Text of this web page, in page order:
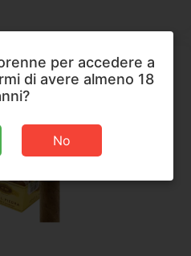
per accedere a
di avere almeno 18
No